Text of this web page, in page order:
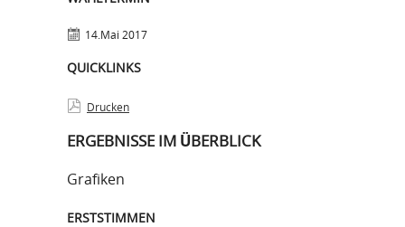
14.Mai 2017
QUICKLINKS
Drucken
ERGEBNISSE IM ÜBERBLICK
Grafiken
ERSTSTIMMEN